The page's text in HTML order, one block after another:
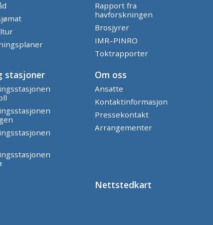
Rapport fra
havforskningen
Brosjyrer
IMR–PINRO
Toktrapporter
stasjoner Om oss
Ansatte
Kontaktinformasjon
Pressekontakt
Arrangementer
Nettstedkart